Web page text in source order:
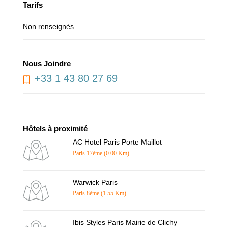
Tarifs
Non renseignés
Nous Joindre
+33 1 43 80 27 69
Hôtels à proximité
AC Hotel Paris Porte Maillot
Paris 17ème (0.00 Km)
Warwick Paris
Paris 8ème (1.55 Km)
Ibis Styles Paris Mairie de Clichy